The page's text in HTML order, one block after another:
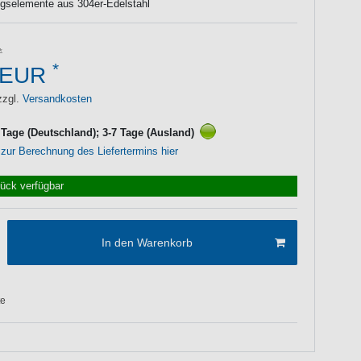
aus 304er-Edelstahl
*
Versandkosten
(Deutschland); 3-7 Tage (Ausland)
Berechnung des Liefertermins hier
verfügbar
In den Warenkorb